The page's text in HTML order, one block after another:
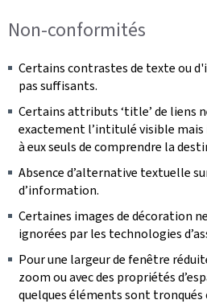
Non-conformités
Certains contrastes de texte ou
pas suffisants.
Certains attributs ‘title’ de liens
exactement l’intitulé visible
à eux seuls de comprendre la
Absence d’alternative textuelle
d’information.
Certaines images de décoration
ignorées par les technologies
Pour une largeur de fenêtre
zoom ou avec des propriétés
quelques éléments sont tronqués